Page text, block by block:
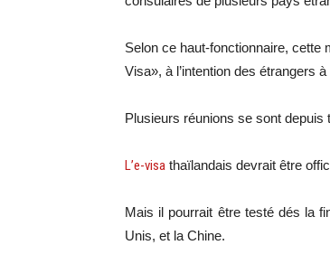
Selon ce haut-fonctionnaire, cette
Visa», à l’intention des étrangers
Plusieurs réunions se sont
L’e-visa thaïlandais devrait être
Mais il pourrait être testé dés la
Unis, et la Chine.